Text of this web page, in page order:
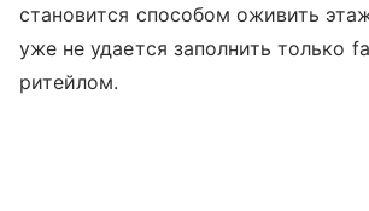
становится способом оживить
уже не удается заполнить только
ритейлом.